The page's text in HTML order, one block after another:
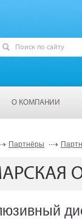
О КОМПАНИИ
Партнёры